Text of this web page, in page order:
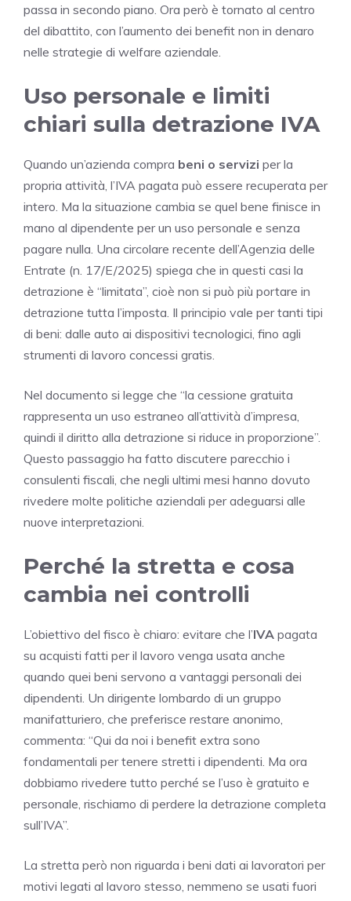
passa in secondo piano. Ora però è tornato al centro
del dibattito, con l’aumento dei benefit non in denaro
nelle strategie di welfare aziendale.
Uso personale e limiti
chiari sulla detrazione IVA
Quando un’azienda compra beni o servizi per la
propria attività, l’IVA pagata può essere recuperata per
intero. Ma la situazione cambia se quel bene finisce in
mano al dipendente per un uso personale e senza
pagare nulla. Una circolare recente dell’Agenzia delle
Entrate (n. 17/E/2025) spiega che in questi casi la
detrazione è “limitata”, cioè non si può più portare in
detrazione tutta l’imposta. Il principio vale per tanti tipi
di beni: dalle auto ai dispositivi tecnologici, fino agli
strumenti di lavoro concessi gratis.
Nel documento si legge che “la cessione gratuita
rappresenta un uso estraneo all’attività d’impresa,
quindi il diritto alla detrazione si riduce in proporzione”.
Questo passaggio ha fatto discutere parecchio i
consulenti fiscali, che negli ultimi mesi hanno dovuto
rivedere molte politiche aziendali per adeguarsi alle
nuove interpretazioni.
Perché la stretta e cosa
cambia nei controlli
L’obiettivo del fisco è chiaro: evitare che l’IVA pagata
su acquisti fatti per il lavoro venga usata anche
quando quei beni servono a vantaggi personali dei
dipendenti. Un dirigente lombardo di un gruppo
manifatturiero, che preferisce restare anonimo,
commenta: “Qui da noi i benefit extra sono
fondamentali per tenere stretti i dipendenti. Ma ora
dobbiamo rivedere tutto perché se l’uso è gratuito e
personale, rischiamo di perdere la detrazione completa
sull’IVA”.
La stretta però non riguarda i beni dati ai lavoratori per
motivi legati al lavoro stesso, nemmeno se usati fuori